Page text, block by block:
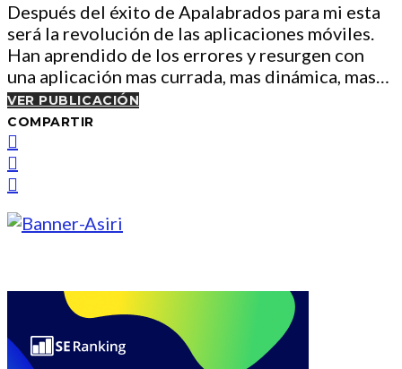
Después del éxito de Apalabrados para mi esta
será la revolución de las aplicaciones móviles.
Han aprendido de los errores y resurgen con
una aplicación mas currada, mas dinámica, mas…
VER PUBLICACIÓN
COMPARTIR